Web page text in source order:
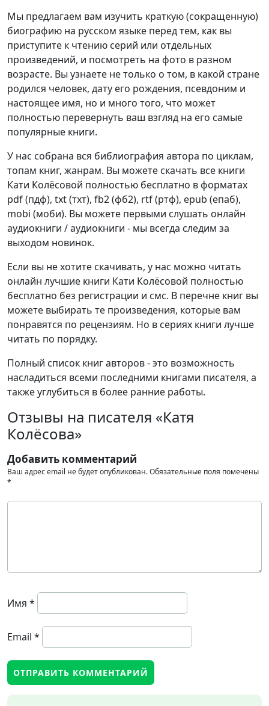
Мы предлагаем вам изучить краткую (сокращенную)
биографию на русском языке перед тем, как вы
приступите к чтению серий или отдельных
произведений, и посмотреть на фото в разном
возрасте. Вы узнаете не только о том, в какой стране
родился человек, дату его рождения, псевдоним и
настоящее имя, но и много того, что может
полностью перевернуть ваш взгляд на его самые
популярные книги.
У нас собрана вся библиография автора по циклам,
топам книг, жанрам. Вы можете скачать все книги
Кати Колёсовой полностью бесплатно в форматах
pdf (пдф), txt (тхт), fb2 (фб2), rtf (ртф), epub (епаб),
mobi (моби). Вы можете первыми слушать онлайн
аудиокниги / аудиокниги - мы всегда следим за
выходом новинок.
Если вы не хотите скачивать, у нас можно читать
онлайн лучшие книги Кати Колёсовой полностью
бесплатно без регистрации и смс. В перечне книг вы
можете выбирать те произведения, которые вам
понравятся по рецензиям. Но в сериях книги лучше
читать по порядку.
Полный список книг авторов - это возможность
насладиться всеми последними книгами писателя, а
также углубиться в более ранние работы.
Отзывы на писателя «Катя
Колёсова»
Добавить комментарий
Ваш адрес email не будет опубликован.Обязательные поля помечены
*
Имя *
Email *